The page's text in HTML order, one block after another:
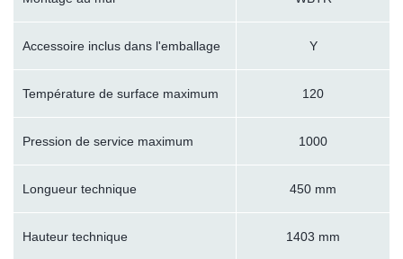
Accessoire inclus dans l'emballage Y
Température de surface maximum 120
Pression de service maximum 1000
Longueur technique 450 mm
Hauteur technique 1403 mm